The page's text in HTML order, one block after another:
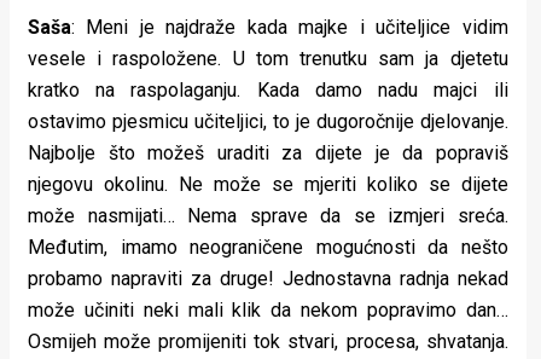
Saša: Meni je najdraže kada majke i učiteljice vidim
vesele i raspoložene. U tom trenutku sam ja djetetu
kratko na raspolaganju. Kada damo nadu majci ili
ostavimo pjesmicu učiteljici, to je dugoročnije djelovanje.
Najbolje što možeš uraditi za dijete je da popraviš
njegovu okolinu. Ne može se mjeriti koliko se dijete
može nasmijati… Nema sprave da se izmjeri sreća.
Međutim, imamo neograničene mogućnosti da nešto
probamo napraviti za druge! Jednostavna radnja nekad
može učiniti neki mali klik da nekom popravimo dan…
Osmijeh može promijeniti tok stvari, procesa, shvatanja.